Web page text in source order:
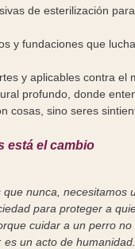
de esterilización
y fundaciones que
y aplicables contra el
profundo, donde
cosas, sino seres
está el cambio
que nunca, necesitamos
para proteger a
cuidar a un perro no
un acto de humanidad.